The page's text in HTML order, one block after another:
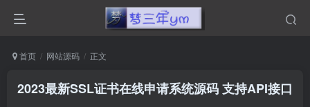
首页 网站源码 正文
2023最新SSL证书在线申请系统源码 支持API接口